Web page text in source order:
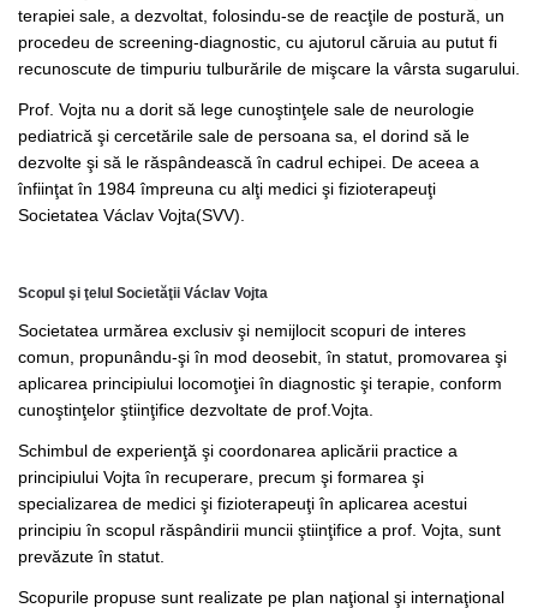
terapiei sale, a dezvoltat, folosindu-se de reacţile de postură, un
procedeu de screening-diagnostic, cu ajutorul căruia au putut fi
recunoscute de timpuriu tulburările de mişcare la vârsta sugarului.
Prof. Vojta nu a dorit să lege cunoştinţele sale de neurologie
pediatrică şi cercetările sale de persoana sa, el dorind să le
dezvolte şi să le răspândească în cadrul echipei. De aceea a
înfiinţat în 1984 împreuna cu alţi medici şi fizioterapeuţi
Societatea Václav Vojta(SVV).
Scopul şi ţelul Societăţii Václav Vojta
Societatea urmărea exclusiv şi nemijlocit scopuri de interes
comun, propunându-şi în mod deosebit, în statut, promovarea şi
aplicarea principiului locomoţiei în diagnostic şi terapie, conform
cunoştinţelor ştiinţifice dezvoltate de prof.Vojta.
Schimbul de experienţă şi coordonarea aplicării practice a
principiului Vojta în recuperare, precum şi formarea şi
specializarea de medici şi fizioterapeuţi în aplicarea acestui
principiu în scopul răspândirii muncii ştiinţifice a prof. Vojta, sunt
prevăzute în statut.
Scopurile propuse sunt realizate pe plan naţional şi internaţional